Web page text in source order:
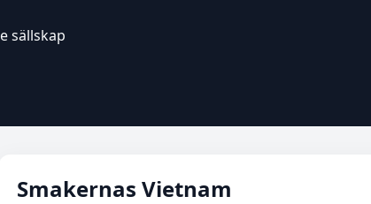
sällskap
Smakernas Vietnam